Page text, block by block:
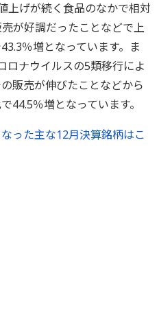
上げが続く食品のなかで相対
が好調だったことなどで上
％増となっています。ま
ロナウイルスの5類移行によ
販売が伸びたことなどから
44.5％増となっています。
った主な12月決算銘柄はこ